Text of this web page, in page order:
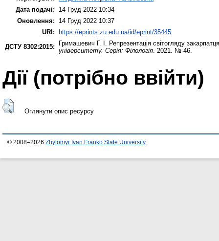
Дата подачі:
14 Груд 2022 10:34
Оновлення:
14 Груд 2022 10:37
URI:
https://eprints.zu.edu.ua/id/eprint/35445
ДСТУ 8302:2015:
Гримашевич Г. І. Репрезентація світогляду
університету. Серія: Філологія. 2021. № 46.
Дії ​​(потрібно ввійти)
Оглянути опис ресурсу
© 2008–2026 Zhytomyr Ivan Franko State University